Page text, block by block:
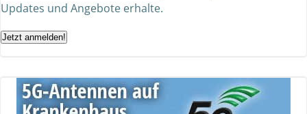
Updates und Angebote erhalte.
Jetzt anmelden!